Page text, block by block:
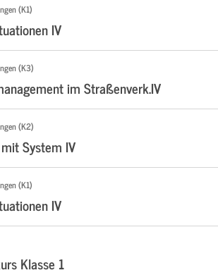
(K1)
IV
(K3)
im Straßenverk.IV
(K2)
System IV
(K1)
IV
Klasse 1